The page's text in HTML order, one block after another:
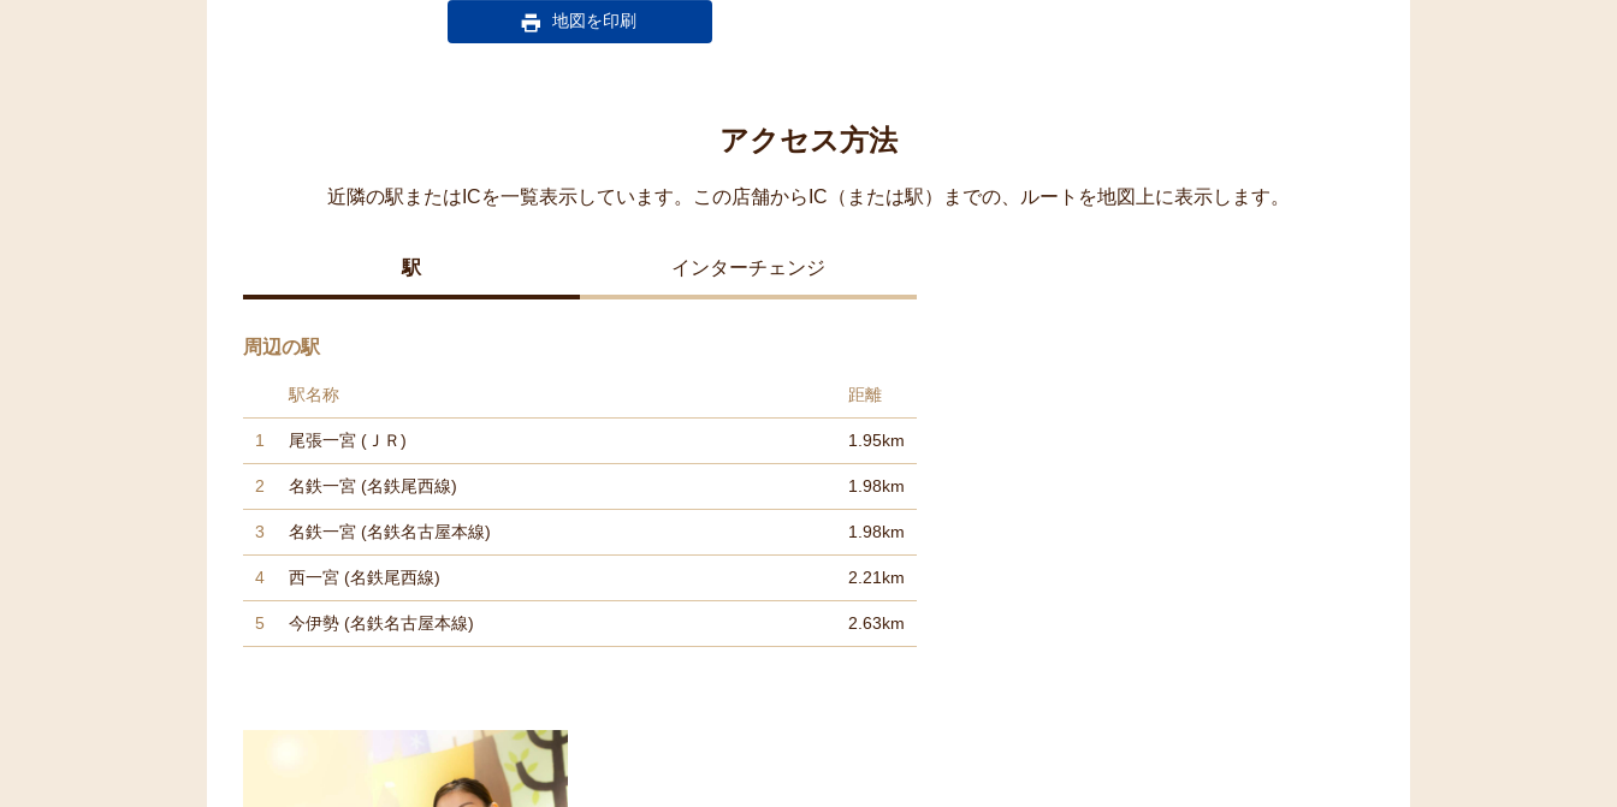
アクセス方法
近隣の駅またはICを一覧表示しています。この店舗からIC（または駅）までの、ルートを地図上に表示します。
駅 インターチェンジ
周辺の駅
駅名称 距離
1 尾張一宮 (ＪＲ) 1.95km
2 名鉄一宮 (名鉄尾西線) 1.98km
3 名鉄一宮 (名鉄名古屋本線) 1.98km
4 西一宮 (名鉄尾西線) 2.21km
5 今伊勢 (名鉄名古屋本線) 2.63km